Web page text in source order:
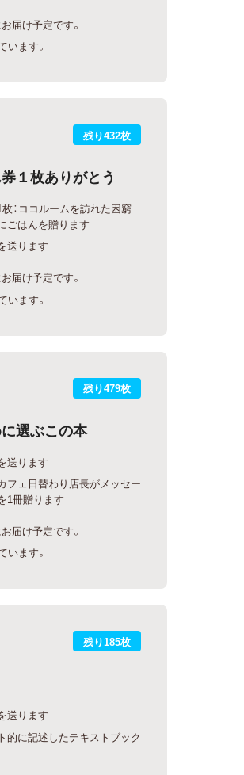
届け予定です。
います。
残り432枚
１枚ありがとう
：ココルームを訪れた困窮
ごはんを贈ります
送ります
届け予定です。
います。
残り479枚
選ぶこの本
送ります
フェ日替わり店長がメッセー
1冊贈ります
届け予定です。
います。
残り185枚
送ります
的に記述したテキストブック